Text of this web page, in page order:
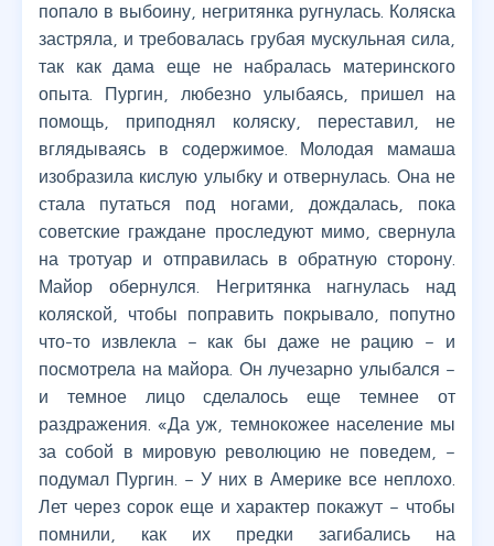
попало в выбоину, негритянка ругнулась. Коляска
застряла, и требовалась грубая мускульная сила,
так как дама еще не набралась материнского
опыта. Пургин, любезно улыбаясь, пришел на
помощь, приподнял коляску, переставил, не
вглядываясь в содержимое. Молодая мамаша
изобразила кислую улыбку и отвернулась. Она не
стала путаться под ногами, дождалась, пока
советские граждане проследуют мимо, свернула
на тротуар и отправилась в обратную сторону.
Майор обернулся. Негритянка нагнулась над
коляской, чтобы поправить покрывало, попутно
что-то извлекла – как бы даже не рацию – и
посмотрела на майора. Он лучезарно улыбался –
и темное лицо сделалось еще темнее от
раздражения. «Да уж, темнокожее население мы
за собой в мировую революцию не поведем, –
подумал Пургин. – У них в Америке все неплохо.
Лет через сорок еще и характер покажут – чтобы
помнили, как их предки загибались на